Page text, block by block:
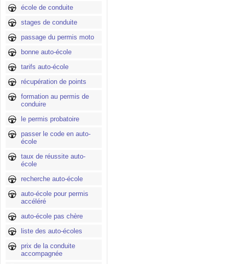
école de conduite
stages de conduite
passage du permis moto
bonne auto-école
tarifs auto-école
récupération de points
formation au permis de
conduire
le permis probatoire
passer le code en auto-
école
taux de réussite auto-
école
recherche auto-école
auto-école pour permis
accéléré
auto-école pas chère
liste des auto-écoles
prix de la conduite
accompagnée